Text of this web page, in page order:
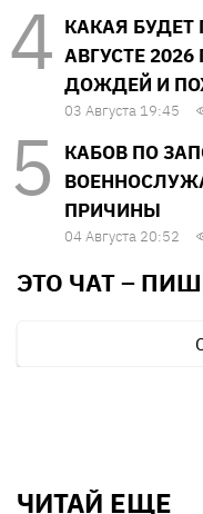
КАКАЯ
АВГУСТЕ
ДОЖДЕЙ И
03 Августа 19:45
КАБОВ ПО
ПРИЧИНЫ
04 Августа 20:52
ЭТО ЧАТ –
ЧИТАЙ ЕЩЕ